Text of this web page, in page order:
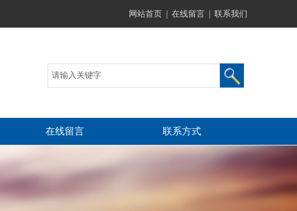
网站首页 在线留言 联系我们
在线留言 联系方式